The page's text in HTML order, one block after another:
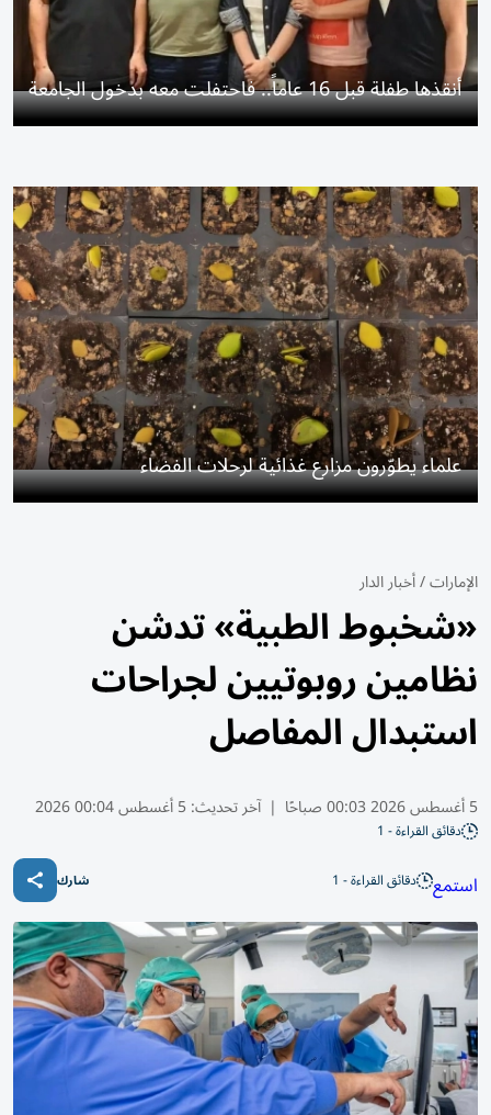
أنقذها طفلة قبل 16 عاماً.. فاحتفلت معه بدخول الجامعة
علماء يطوّرون مزارع غذائية لرحلات الفضاء
الإمارات/أخبار الدار
«شخبوط الطبية» تدشن
نظامين روبوتيين لجراحات
استبدال المفاصل
5 أغسطس 2026 00:03 صباحًا | آخر تحديث:5 أغسطس 00:04 2026
دقائق القراءة - 1
استمع دقائق القراءة - 1 شارك